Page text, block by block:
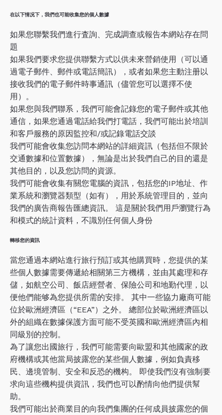
在以下情况下，我們也可能收集您的個人數據
如果您聯繫我們進行査詢、完成調查或報告本網站存在問
題
如果我們要求您提供聯繫方式以供未來營銷使用（可以通
過電子郵件、郵件或電話簡訊），或者如果您主動注册以
接收我們的電子郵件時事通訊（儘管您可以選擇不使
用）。
如果您與我們聯系，我們可能會記錄您的電子郵件或其他
通信，如果您通過電話給我們打電話，我們可能出於培訓
和客戶服務的原因監控和/或記錄電話交談
我們可能會收集您訪問本網站的詳細資訊（包括但不限於
交通數據和位置數據），無論是出於我們自己的目的還是
其他目的，以及您訪問的資源。
我們可能會收集有關您電腦的資訊，包括您的IP地址、作
業系統和瀏覽器類型（如有），用於系統管理目的，並向
我們的廣告商報告匯總資訊。 這是關於我們用戶瀏覽行為
和模式的統計資料，不識別任何個人身份
轉移您的資訊
當您通過本網站進行旅行預訂或其他購買時，您提供的某
些個人數據需要傳遞給相關第三方機構，並由其處理和存
儲，如航空公司、飯店經營者、保險公司和地勤代理，以
便他們能够為您提供所需的安排。 其中一些協力廠商可能
位於歐洲經濟區（“EEA”）之外。 總部位於歐洲經濟區以
外的組織在數據保護方面可能不受英國和歐洲經濟區內相
同級別的控制。
為了讓您出國旅行，我們可能需要向歐盟和其他國家的政
府機構或其他當局披露您的某些個人數據，例如負責移
民、邊境管制、安全和反恐的機构。 即使我們沒有強制要
求向這些機构提供資訊，我們也可以酌情向他們提供幫
助。
我們可能出於商業目的向我們集團的任何成員披露您的個